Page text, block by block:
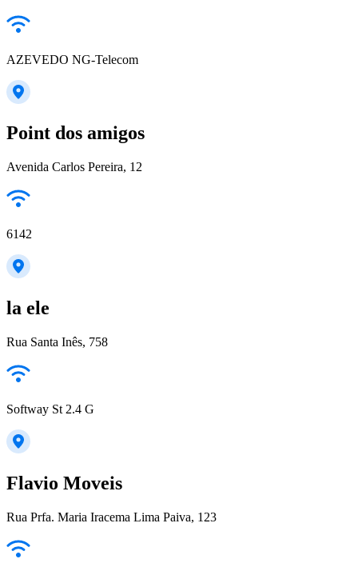
AZEVEDO NG-Telecom
Point dos amigos
Avenida Carlos Pereira, 12
6142
la ele
Rua Santa Inês, 758
Softway St 2.4 G
Flavio Moveis
Rua Prfa. Maria Iracema Lima Paiva, 123